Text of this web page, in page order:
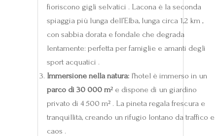
fioriscono gigli selvatici . Lacona è la seconda
spiaggia più lunga dell’Elba, lunga circa 1,2 km ,
con sabbia dorata e fondale che degrada
lentamente: perfetta per famiglie e amanti degli
sport acquatici .
Immersione nella natura: l’hotel è immerso in un
parco di 30 000 m² e dispone di un giardino
privato di 4 500 m² . La pineta regala frescura e
tranquillità, creando un rifugio lontano da traffico e
caos .